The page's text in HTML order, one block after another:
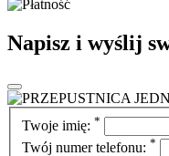
Napisz i wyślij
Twoje imię: *
Twój numer telefonu: *